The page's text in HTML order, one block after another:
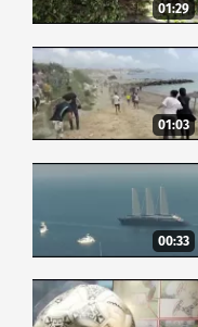
01:29
01:03
00:33